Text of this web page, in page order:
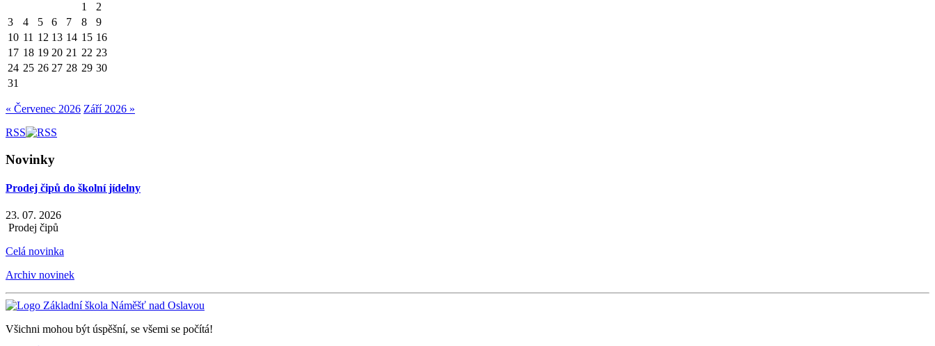
1
2
3
4 5 6 7 8
9
10 11 12 13 14 15 16
17 18 19 20 21 22 23
24 25 26 27 28 29 30
31
« Červenec 2026 Září 2026 »
RSS
Novinky
Prodej čipů do školní jídelny
23. 07. 2026
Prodej čipů
Celá novinka
Archiv novinek
Všichni mohou být úspěšní, se všemi se počítá!